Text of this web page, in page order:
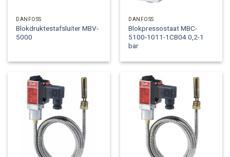
DANFOSS
Blokdruktestafsluiter MBV-
5000
DANFOSS
Blokpressostaat MBC-
5100-1011-1CB04 0,2-1
bar